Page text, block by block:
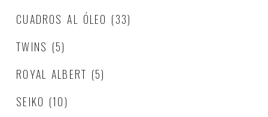
CUADROS AL ÓLEO (33)
TWINS (5)
ROYAL ALBERT (5)
SEIKO (10)